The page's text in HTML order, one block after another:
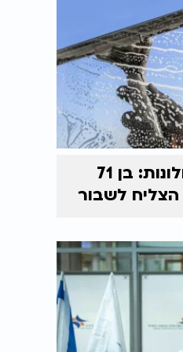
אליפות העולם בניקוי חלונות: בן 71
לשבור